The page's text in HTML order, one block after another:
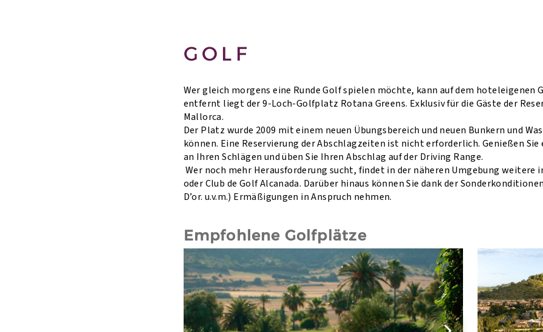
GOLF
Wer gleich morgens eine Runde Golf spielen möchte, kann auf dem
entfernt liegt der 9-Loch-Golfplatz Rotana Greens. Exklusiv für die Gäste der
Mallorca.
Der Platz wurde 2009 mit einem neuen Übungsbereich und neuen Bunkern und
können. Eine Reservierung der Abschlagzeiten ist nicht erforderlich. Genießen
an Ihren Schlägen und üben Sie Ihren Abschlag auf der Driving Range.
Wer noch mehr Herausforderung sucht, findet in der näheren Umgebung weitere
oder Club de Golf Alcanada. Darüber hinaus können Sie dank der
D’or. u.v.m.) Ermäßigungen in Anspruch nehmen.
Empfohlene Golfplätze